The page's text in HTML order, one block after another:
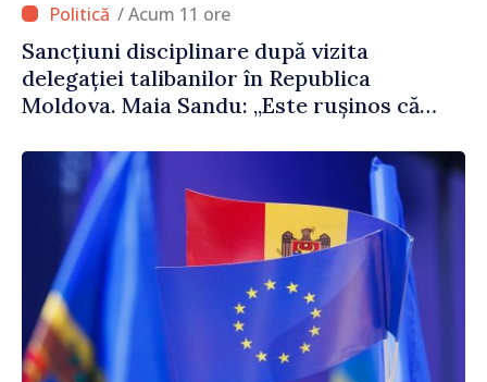
/ Acum 11 ore
Sancțiuni disciplinare după vizita
delegației talibanilor în Republica
Moldova. Maia Sandu: „Este rușinos că
politica statului”